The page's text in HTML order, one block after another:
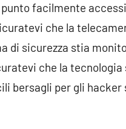
facilmente
che la
di sicurezza stia
che la tecnologia
bersagli per gli hacker